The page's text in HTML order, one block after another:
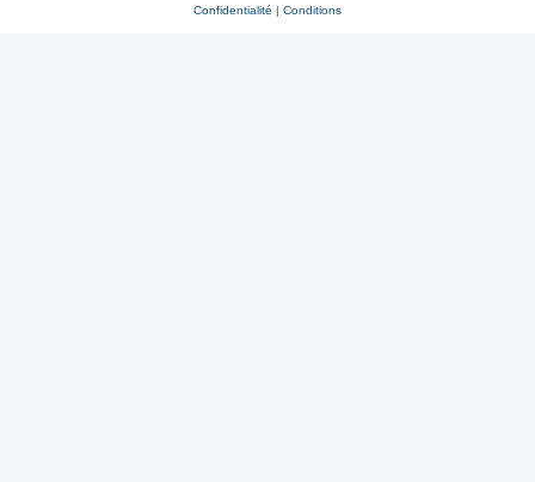
Confidentialité | Conditions